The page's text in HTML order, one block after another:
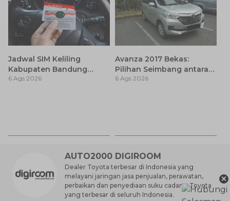
Jadwal SIM Keliling
Kabupaten Bandung
Terbaru 2026 dan
6 Ags 2026
Avanza 2017 Bekas:
Pilihan Seimbang antara
Harga dan Fitur Modern
6 Ags 2026
AUTO2000 DIGIROOM
Dealer Toyota terbesar di Indonesia yang
melayani jaringan jasa penjualan, perawatan,
perbaikan dan penyediaan suku cadang Toyota
yang terbesar di seluruh Indonesia.
×